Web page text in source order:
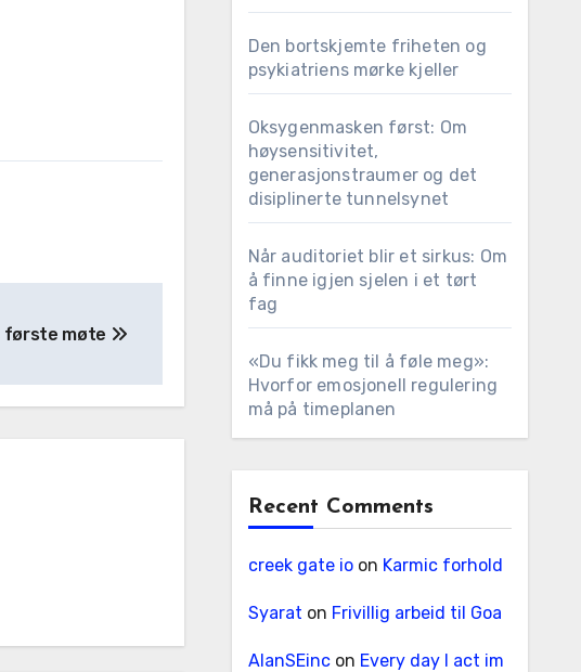
første møte
Den bortskjemte friheten og
psykiatriens mørke kjeller
Oksygenmasken først: Om
høysensitivitet,
generasjonstraumer og det
disiplinerte tunnelsynet
Når auditoriet blir et sirkus: Om
å finne igjen sjelen i et tørt
fag
«Du fikk meg til å føle meg»:
Hvorfor emosjonell regulering
må på timeplanen
Recent Comments
creek gate ioon Karmic forhold
Syarat on Frivillig arbeid til Goa
AlanSEincon Every day I act im